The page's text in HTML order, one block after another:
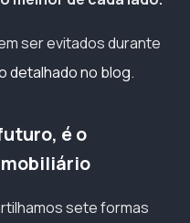
ser evitados durante
detalhado no blog.
é o
sete formas